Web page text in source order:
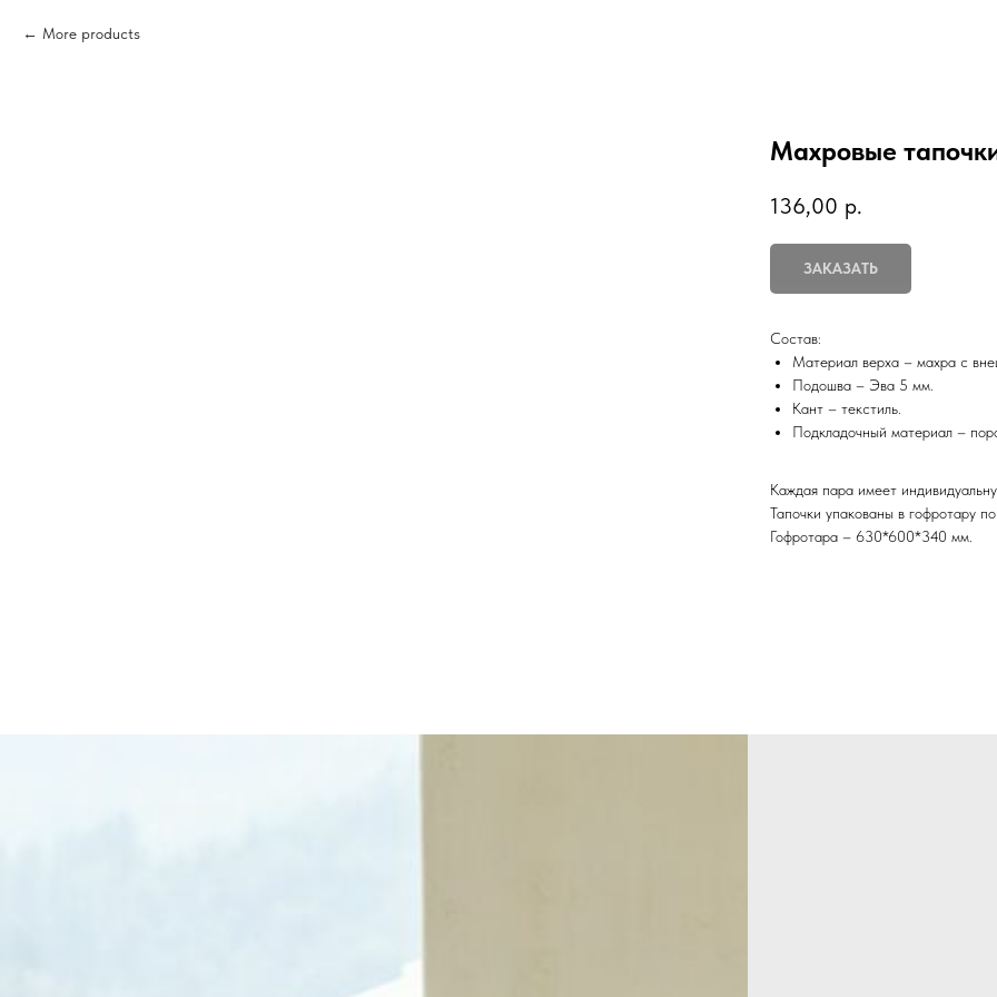
More products
Махровые
136,00 р.
ЗАКАЗАТЬ
Состав:
Материал верха – махра с
Подошва – Эва 5 мм.
Кант – текстиль.
Подкладочный материал –
Каждая пара имеет
Тапочки упакованы в гофротару
Гофротара – 630*600*340 мм.